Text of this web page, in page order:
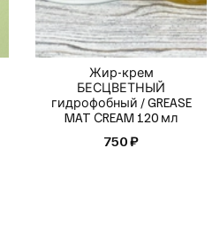
Жир-крем
БЕСЦВЕТНЫЙ
гидрофобный / GREASE
MAT СREAM 120 мл
750 ₽